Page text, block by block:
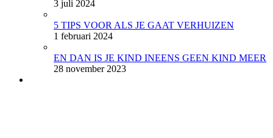
3 juli 2024
5 TIPS VOOR ALS JE GAAT VERHUIZEN
1 februari 2024
EN DAN IS JE KIND INEENS GEEN KIND MEER
28 november 2023